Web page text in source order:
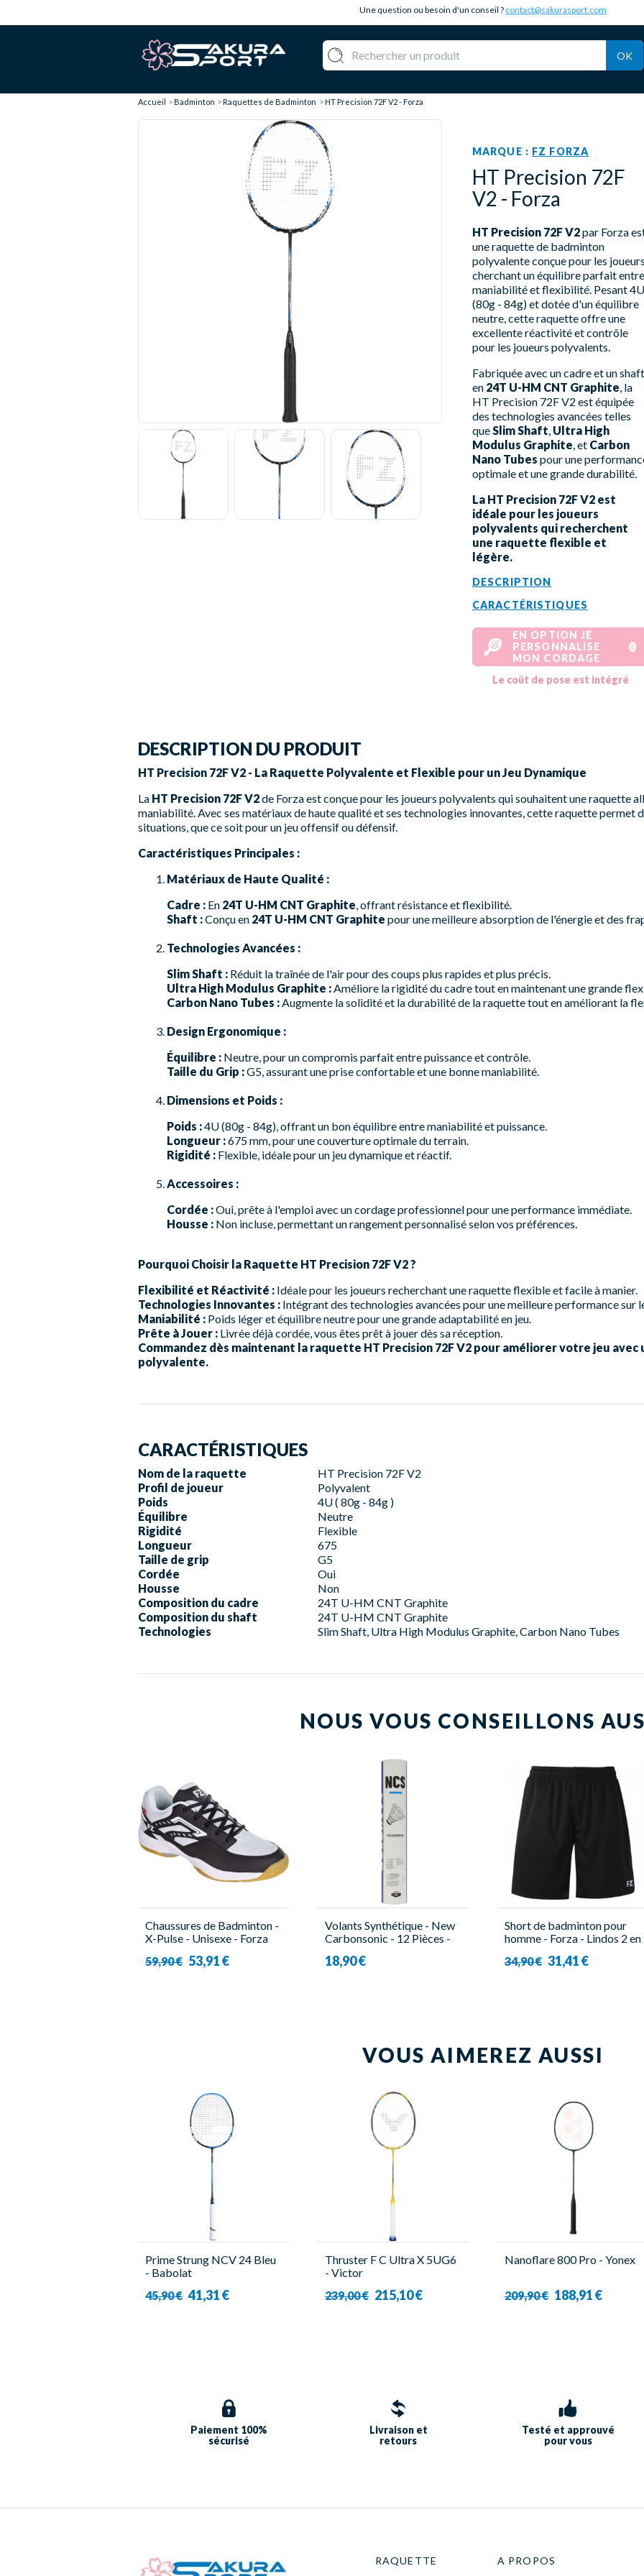
Une question ou besoin d'un conseil ? contact@sakurasport.com
OK
Accueil Badminton Raquettes de Badminton HT Precision 72F V2 - Forza
MARQUE : FZ FORZA
HT Precision 72F
V2 - Forza
HT Precision 72F V2par Forza
une raquette de badminton
polyvalente conçue pour les
cherchant un équilibre parfait entre
maniabilité et flexibilité. Pesant 4U
(80g - 84g) et dotée d'un équilibre
neutre, cette raquette offre une
excellente réactivité et contrôle
pour les joueurs polyvalents.
Fabriquée avec un cadre et un shaft
en 24T U-HM CNT Graphite, la
HT Precision 72F V2 est équipée
des technologies avancées telles
queSlim Shaft, Ultra High
Modulus Graphite, et Carbon
Nano Tubes pour une
optimale et une grande durabilité.
La HT Precision 72F V2 est
idéale pour les joueurs
polyvalents qui recherchent
une raquette flexible et
légère.
DESCRIPTION
CARACTÉRISTIQUES
EN OPTION JE
PERSONNALISE
MON CORDAGE
Le coût de pose est intégré
DESCRIPTION DU PRODUIT
HT Precision 72F V2 - La Raquette Polyvalente et Flexible pour un Jeu Dynamique
La HT Precision 72F V2de Forza est conçue pour les joueurs polyvalents qui souhaitent une raquette
maniabilité. Avec ses matériaux de haute qualité et ses technologies innovantes, cette raquette permet
situations, que ce soit pour un jeu offensif ou défensif.
Caractéristiques Principales :
Matériaux de Haute Qualité :
Cadre : En 24T U-HM CNT Graphite, offrant résistance et flexibilité.
Shaft :Conçu en 24T U-HM CNT Graphite pour une meilleure absorption de l'énergie et des
Technologies Avancées :
Slim Shaft : Réduit la traînée de l'air pour des coups plus rapides et plus précis.
Ultra High Modulus Graphite :Améliore la rigidité du cadre tout en maintenant une grande
Carbon Nano Tubes :Augmente la solidité et la durabilité de la raquette tout en améliorant la
Design Ergonomique :
Équilibre : Neutre, pour un compromis parfait entre puissance et contrôle.
Taille du Grip :G5, assurant une prise confortable et une bonne maniabilité.
Dimensions et Poids :
Poids :4U (80g - 84g), offrant un bon équilibre entre maniabilité et puissance.
Longueur :675 mm, pour une couverture optimale du terrain.
Rigidité : Flexible, idéale pour un jeu dynamique et réactif.
Accessoires :
Cordée :Oui, prête à l'emploi avec un cordage professionnel pour une performance immédiate.
Housse : Non incluse, permettant un rangement personnalisé selon vos préférences.
Pourquoi Choisir la Raquette HT Precision 72F V2 ?
Flexibilité et Réactivité : Idéale pour les joueurs recherchant une raquette flexible et facile à manier.
Technologies Innovantes : Intégrant des technologies avancées pour une meilleure performance sur
Maniabilité : Poids léger et équilibre neutre pour une grande adaptabilité en jeu.
Prête à Jouer : Livrée déjà cordée, vous êtes prêt à jouer dès sa réception.
Commandez dès maintenant la raquette HT Precision 72F V2 pour améliorer votre jeu
polyvalente.
CARACTÉRISTIQUES
Nom de la raquette
HT Precision 72F V2
Profil de joueur
Polyvalent
Poids
4U ( 80g - 84g )
Équilibre
Neutre
Rigidité
Flexible
Longueur
675
Taille de grip
G5
Cordée
Oui
Housse
Non
Composition du cadre
24T U-HM CNT Graphite
Composition du shaft
24T U-HM CNT Graphite
Technologies
Slim Shaft, Ultra High Modulus Graphite, Carbon Nano Tubes
NOUS VOUS CONSEILLONS
Chaussures de Badminton -
X-Pulse - Unisexe - Forza
59,90 € 53,91 €
Volants Synthétique - New
Carbonsonic - 12 Pièces -
18,90 €
Short de badminton pour
homme - Forza - Lindos 2 en
34,90 € 31,41 €
VOUS AIMEREZ AUSSI
Prime Strung NCV 24 Bleu
- Babolat
45,90 € 41,31 €
Thruster F C Ultra X 5UG6
- Victor
239,00 € 215,10 €
Nanoflare 800 Pro - Yonex
209,90 € 188,91 €
Paiement 100%
sécurisé
Livraison et
retours
Testé et approuvé
pour vous
RAQUETTE
A PROPOS